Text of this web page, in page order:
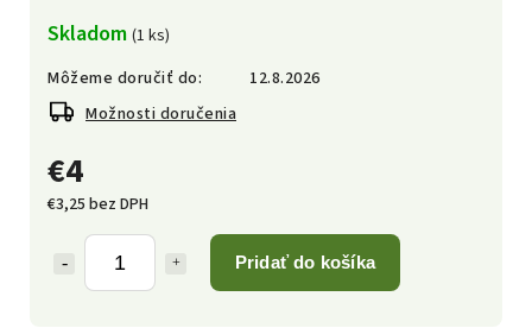
€4
€3,25 bez DPH
Pridať do košíka
Skladom (1 ks)
Môžeme doručiť do:
12.8.2026
Možnosti doručenia